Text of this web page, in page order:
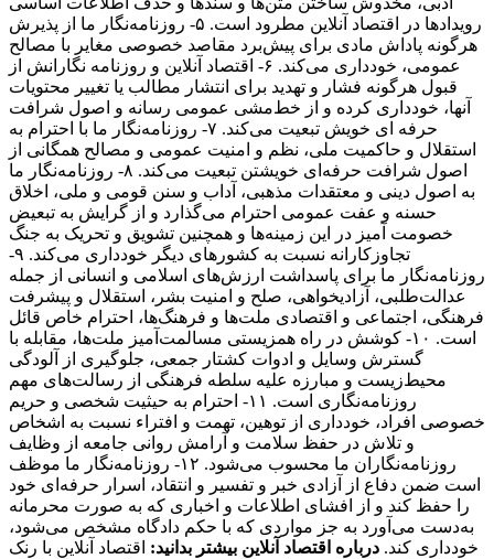
رویدادها در اقتصاد آنلاین مطرود است. ۵- روزنامه‌نگار ما از پذیرش
هرگونه پاداش مادی برای پیش‌برد مقاصد خصوصی مغایر با مصالح
عمومی، خودداری می‌کند. ۶- اقتصاد آنلاین و روزنامه نگارانش از
قبول هرگونه فشار و تهدید برای انتشار مطالب یا تغییر محتویات
آنها، خودداری کرده و از خط‌مشی عمومی رسانه و اصول شرافت
حرفه ای خویش تبعیت می‌کند. ۷- روزنامه‌نگار ما با احترام به
استقلال و حاکمیت ملی، نظم و امنیت عمومی و مصالح همگانی از
اصول شرافت حرفه‌ای خویشتن تبعیت می‌کند. ۸- روزنامه‌نگار ما
به اصول دینی و معتقدات مذهبی، آداب و سنن قومی و ملی، اخلاق
حسنه و عفت عمومی احترام می‌گذارد و از گرایش به تبعیض
خصومت آمیز در این زمینه‌ها و همچنین تشویق و تحریک به جنگ
تجاوزکارانه نسبت به کشورهای دیگر خودداری می‌کند. ۹-
روزنامه‌نگار ما برای پاسداشت ارزش‌های اسلامی و انسانی از جمله
عدالت‌طلبی، آزادیخواهی، صلح و امنیت بشر، استقلال و پیشرفت
فرهنگی، اجتماعی و اقتصادی ملت‌ها و فرهنگ‌ها، احترام خاص قائل
است. ۱۰- کوشش در راه همزیستی مسالمت‌آمیز ملت‌ها، مقابله با
گسترش وسایل و ادوات کشتار جمعی، جلوگیری از آلودگی
محیط‌زیست و مبارزه علیه سلطه فرهنگی از رسالت‌های مهم
روزنامه‌نگاری است. ۱۱- احترام به حیثیت شخصی و حریم
خصوصی افراد، خودداری از توهین، تهمت و افتراء نسبت به اشخاص
و تلاش در حفظ سلامت و آرامش روانی جامعه از وظایف
روزنامه‌نگاران ما محسوب می‌شود. ۱۲- روزنامه‌نگار ما موظف
است ضمن دفاع از آزادی خبر و تفسیر و انتقاد، اسرار حرفه‌ای خود
را حفظ کند و از افشای اطلاعات و اخباری که به صورت محرمانه
به‌دست می‌آورد به جز مواردی که با حکم دادگاه مشخص می‌شود،
خودداری کند. درباره اقتصاد آنلاین بیشتر بدانید: اقتصاد آنلاین با رنک